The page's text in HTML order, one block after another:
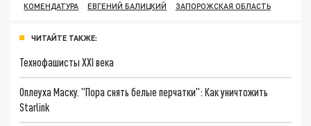
КОМЕНДАТУРА
ЕВГЕНИЙ БАЛИЦКИЙ ЗАПОРОЖСКАЯ ОБЛАСТЬ
ЧИТАЙТЕ ТАКЖЕ:
Технофашисты XXI века
Оплеуха Маску. "Пора снять белые перчатки": Как уничтожить
Starlink